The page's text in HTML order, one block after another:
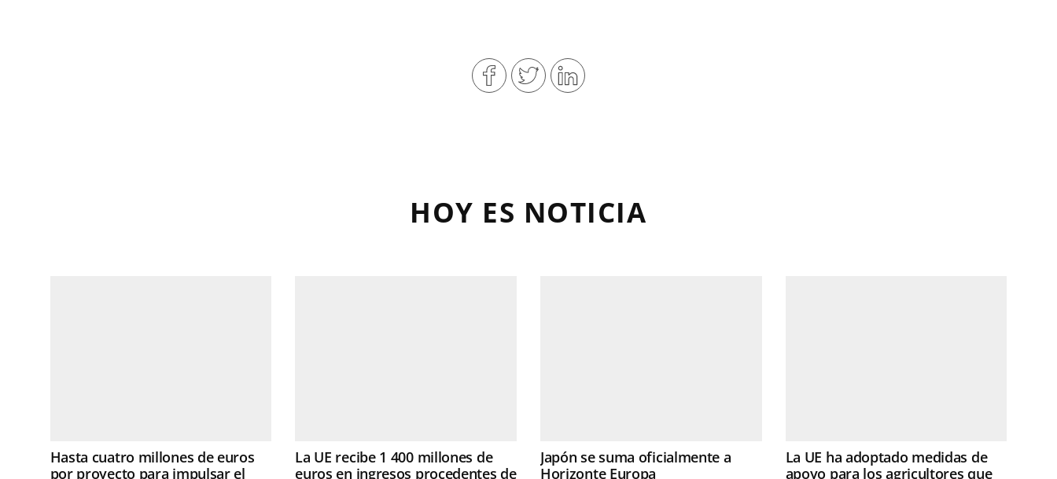
HOY ES NOTICIA
Hasta cuatro millones de euros
por proyecto para impulsar el
La UE recibe 1 400 millones de
euros en ingresos procedentes de
Japón se suma oficialmente a
Horizonte Europa
La UE ha adoptado medidas de
apoyo para los agricultores que